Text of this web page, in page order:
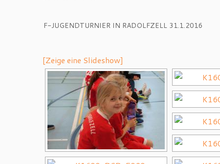
F-JUGENDTURNIER IN RADOLFZELL 31.1.2016
[Zeige eine Slideshow]